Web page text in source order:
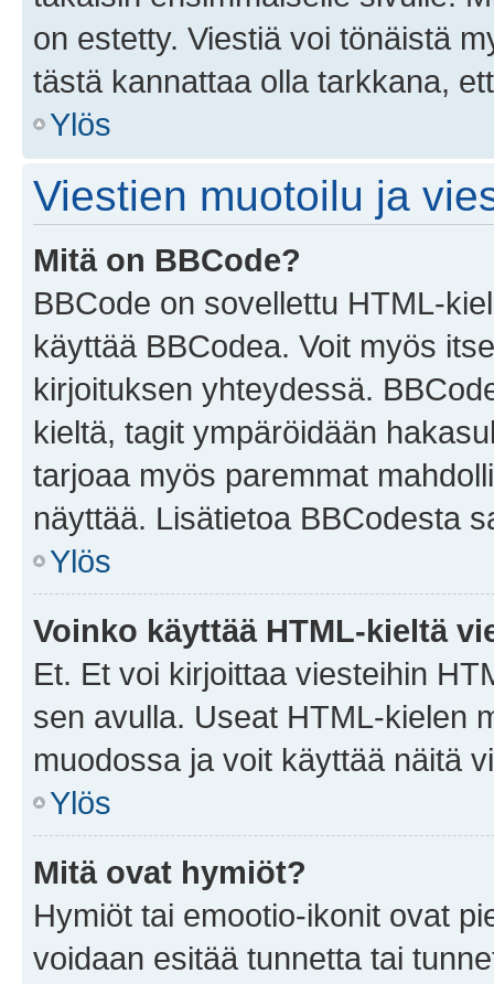
on estetty. Viestiä voi tönäistä
tästä kannattaa olla tarkkana,
Ylös
Viestien muotoilu ja
Mitä on BBCode?
BBCode on sovellettu HTML-
käyttää BBCodea. Voit myös
kirjoituksen yhteydessä.
kieltä, tagit ympäröidään
tarjoaa myös paremmat
näyttää. Lisätietoa BBCodesta
Ylös
Voinko käyttää HTML-kieltä
Et. Et voi kirjoittaa viesteihin
sen avulla. Useat HTML-kielen
muodossa ja voit käyttää näitä
Ylös
Mitä ovat hymiöt?
Hymiöt tai emootio-ikonit ovat
voidaan esitää tunnetta tai